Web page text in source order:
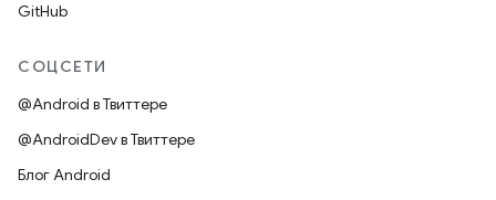
GitHub
СОЦСЕТИ
@Android в Твиттере
@AndroidDev в Твиттере
Блог Android